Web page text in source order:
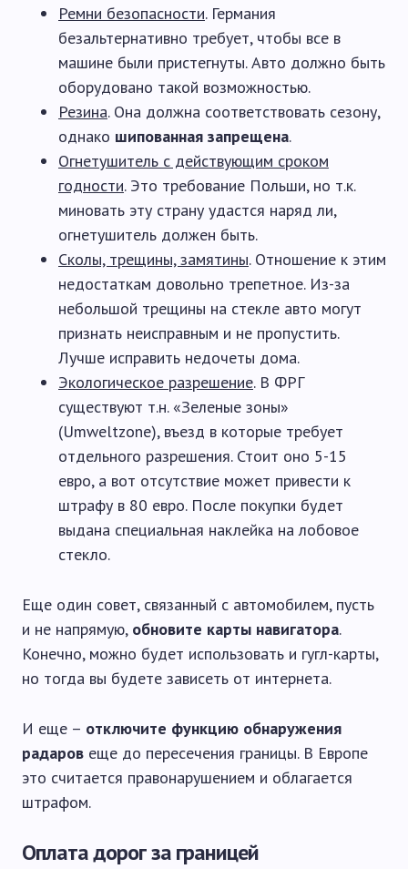
Ремни безопасности. Германия
безальтернативно требует, чтобы все в
машине были пристегнуты. Авто должно быть
оборудовано такой возможностью.
Резина. Она должна соответствовать сезону,
однако шипованная запрещена.
Огнетушитель с действующим сроком
годности. Это требование Польши, но т.к.
миновать эту страну удастся наряд ли,
огнетушитель должен быть.
Сколы, трещины, замятины. Отношение к этим
недостаткам довольно трепетное. Из-за
небольшой трещины на стекле авто могут
признать неисправным и не пропустить.
Лучше исправить недочеты дома.
Экологическое разрешение. В ФРГ
существуют т.н. «Зеленые зоны»
(Umweltzone), въезд в которые требует
отдельного разрешения. Стоит оно 5-15
евро, а вот отсутствие может привести к
штрафу в 80 евро. После покупки будет
выдана специальная наклейка на лобовое
стекло.
Еще один совет, связанный с автомобилем, пусть
и не напрямую, обновите карты навигатора.
Конечно, можно будет использовать и гугл-карты,
но тогда вы будете зависеть от интернета.
И еще – отключите функцию обнаружения
радаров еще до пересечения границы. В Европе
это считается правонарушением и облагается
штрафом.
Оплата дорог за границей